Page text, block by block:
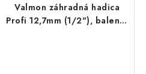
Valmon záhradná hadica
Profi 12,7mm (1/2"), balenie